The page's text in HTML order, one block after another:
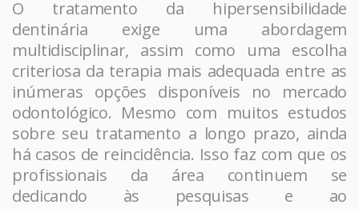
O tratamento da hipersensibilidade
dentinária exige uma abordagem
multidisciplinar, assim como uma escolha
criteriosa da terapia mais adequada entre as
inúmeras opções disponíveis no mercado
odontológico. Mesmo com muitos estudos
sobre seu tratamento a longo prazo, ainda
há casos de reincidência. Isso faz com que os
profissionais da área continuem se
dedicando às pesquisas e ao